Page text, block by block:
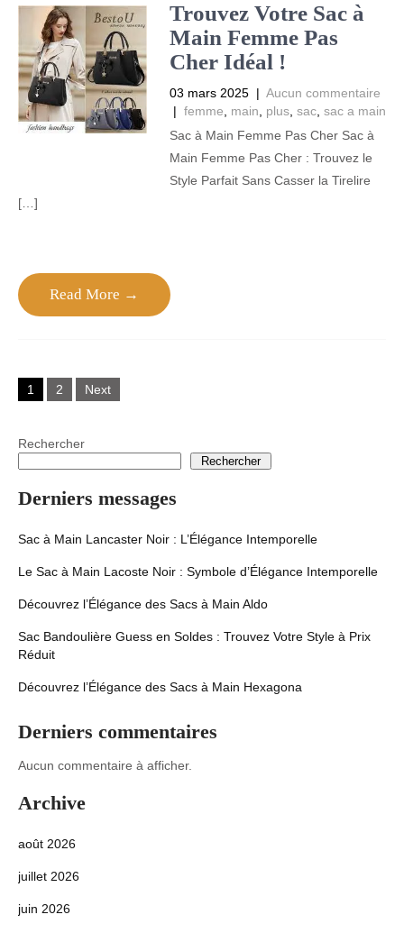
Trouvez Votre Sac à
Main Femme Pas
Cher Idéal !
03 mars 2025 | Aucun commentaire
| femme main plus, sac, sac a main
Sac à Main Femme Pas Cher Sac à
Main Femme Pas Cher : Trouvez le
Style Parfait Sans Casser la Tirelire
[…]
Read More →
Posts
navigation
1 2 Next
Rechercher
Rechercher
Derniers messages
Sac à Main Lancaster Noir : L’Élégance Intemporelle
Le Sac à Main Lacoste Noir : Symbole d’Élégance Intemporelle
Découvrez l’Élégance des Sacs à Main Aldo
Sac Bandoulière Guess en Soldes : Trouvez Votre Style à Prix
Réduit
Découvrez l’Élégance des Sacs à Main Hexagona
Derniers commentaires
Aucun commentaire à afficher.
Archive
août 2026
juillet 2026
juin 2026